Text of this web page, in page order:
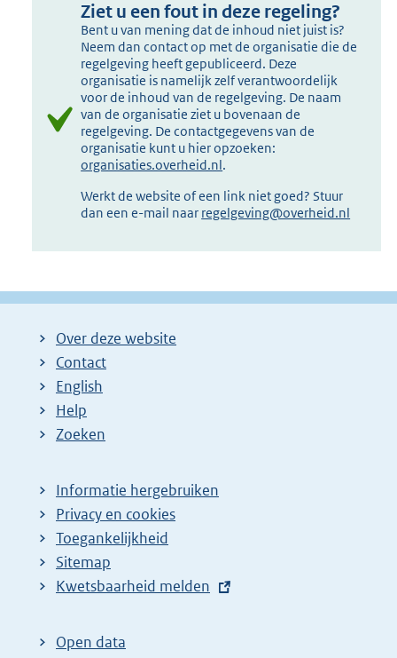
Ziet u een fout in deze regeling?
Bent u van mening dat de inhoud niet juist is?
Neem dan contact op met de organisatie die de
regelgeving heeft gepubliceerd. Deze
organisatie is namelijk zelf verantwoordelijk
voor de inhoud van de regelgeving. De naam
van de organisatie ziet u bovenaan de
regelgeving. De contactgegevens van de
organisatie kunt u hier opzoeken:
organisaties.overheid.nl.
Werkt de website of een link niet goed? Stuur
dan een e-mail naar regelgeving@overheid.nl
Over deze website
Contact
English
Help
Zoeken
Informatie hergebruiken
Privacy en cookies
Toegankelijkheid
Sitemap
E
t
Kwetsbaarheid melden
Open data